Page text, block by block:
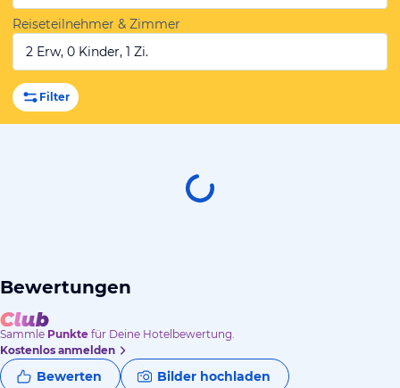
Reiseteilnehmer & Zimmer
2 Erw, 0 Kinder, 1 Zi.
Filter
Bewertungen
Sammle Punkte für Deine Hotelbewertung.
Kostenlos anmelden
Bewerten Bilder hochladen